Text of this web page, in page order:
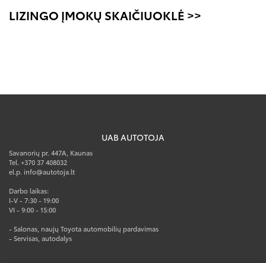
LIZINGO ĮMOKŲ SKAIČIUOKLĖ >>
UAB AUTOTOJA
Savanorių pr. 447A, Kaunas
Tel. +370 37 408032
el.p. info@autotoja.lt
Darbo laikas:
I-V - 7:30 - 19:00
VI - 9:00 - 15:00
- Salonas, naujų Toyota automobilių pardavimas
- Servisas, autodalys